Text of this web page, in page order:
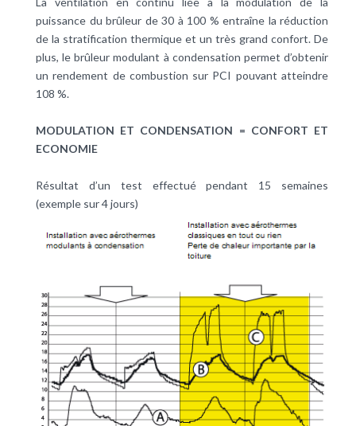
puissance du brûleur de 30 à 100 % entraîne la réduction
de la stratification thermique et un très grand confort. De
plus, le brûleur modulant à condensation permet d’obtenir
un rendement de combustion sur PCI pouvant atteindre
108 %.
MODULATION ET CONDENSATION = CONFORT ET
ECONOMIE
Résultat d’un test effectué pendant 15 semaines
(exemple sur 4 jours)